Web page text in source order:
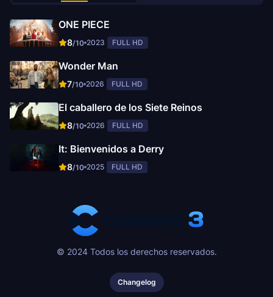
ONE PIECE
8/10 2023 FULL HD
Wonder Man
7/10 2026 FULL HD
El caballero de los Siete Reinos
8/10 2026 FULL HD
It: Bienvenidos a Derry
8/10 2025 FULL HD
© 2024 Todos los derechos reservados.
Changelog